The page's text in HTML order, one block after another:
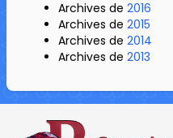
Archives de 2016
Archives de 2015
Archives de 2014
Archives de 2013